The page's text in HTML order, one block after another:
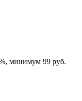
минимум 99 руб.